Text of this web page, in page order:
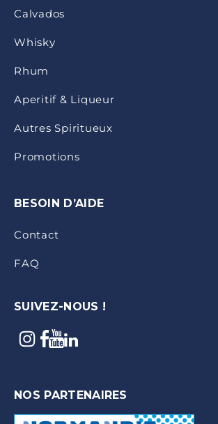
Calvados
Whisky
Rhum
Aperitif & Liqueur
Autres Spiritueux
Promotions
BESOIN D’AIDE
Contact
FAQ
SUIVEZ-NOUS !
NOS PARTENAIRES